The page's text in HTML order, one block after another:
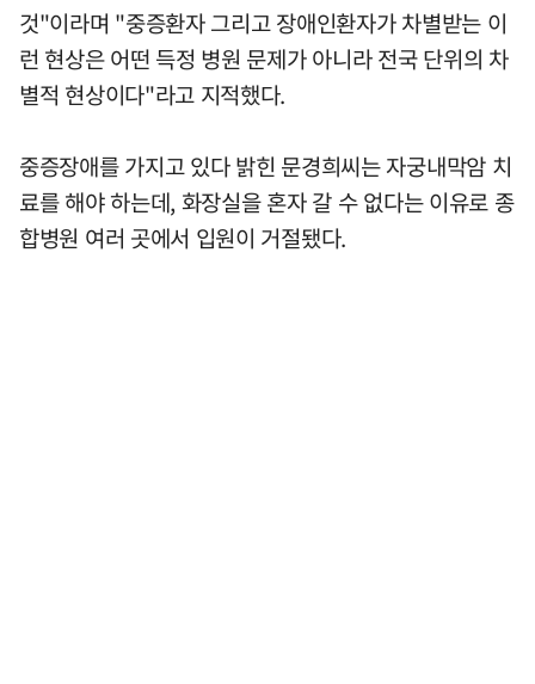
것"이라며 "중증환자 그리고 장애인환자가 차별받는 이
런 현상은 어떤 득정 병원 문제가 아니라 전국 단위의 차
별적 현상이다"라고 지적했다.
중증장애를 가지고 있다 밝힌 문경희씨는 자궁내막암 치
료를 해야 하는데, 화장실을 혼자 갈 수 없다는 이유로 종
합병원 여러 곳에서 입원이 거절됐다.